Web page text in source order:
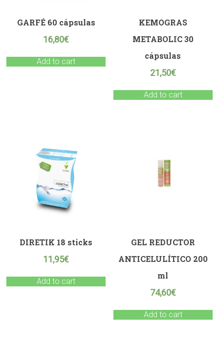
GARFÉ 60 cápsulas
16,80€
Add to cart
KEMOGRAS
METABOLIC 30
cápsulas
21,50€
Add to cart
DIRETIK 18 sticks
11,95€
Add to cart
GEL REDUCTOR
ANTICELULÍTICO 200
ml
74,60€
Add to cart